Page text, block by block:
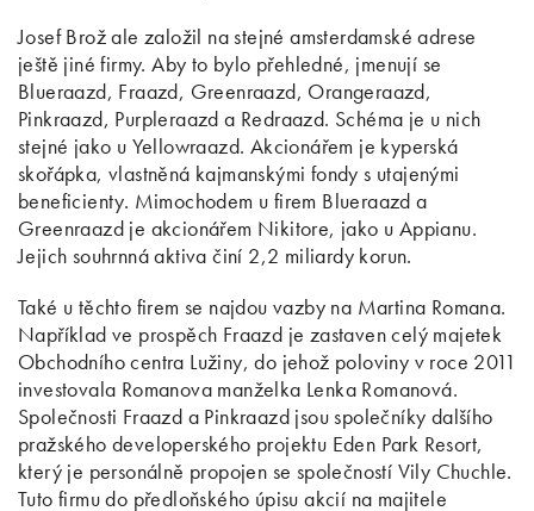
Josef Brož ale založil na stejné amsterdamské adrese
ještě jiné firmy. Aby to bylo přehledné, jmenují se
Blueraazd, Fraazd, Greenraazd, Orangeraazd,
Pinkraazd, Purpleraazd a Redraazd. Schéma je u nich
stejné jako u Yellowraazd. Akcionářem je kyperská
skořápka, vlastněná kajmanskými fondy s utajenými
beneficienty. Mimochodem u firem Blueraazd a
Greenraazd je akcionářem Nikitore, jako u Appianu.
Jejich souhrnná aktiva činí 2,2 miliardy korun.
Také u těchto firem se najdou vazby na Martina Romana.
Například ve prospěch Fraazd je zastaven celý majetek
Obchodního centra Lužiny, do jehož poloviny v roce 2011
investovala Romanova manželka Lenka Romanová.
Společnosti Fraazd a Pinkraazd jsou společníky dalšího
pražského developerského projektu Eden Park Resort,
který je personálně propojen se společností Vily Chuchle.
Tuto firmu do předloňského úpisu akcií na majitele